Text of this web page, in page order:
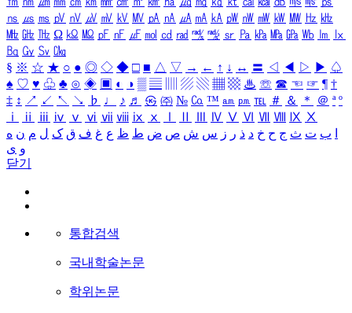
㎱ ㎲ ㎳ ㎴ ㎵ ㎶ ㎷ ㎸ ㎹ ㎀ ㎁ ㎂ ㎃ ㎄ ㎺ ㎻ ㎽ ㎾ ㎿ ㎐ ㎑
㎒ ㎓ ㎔ Ω ㏀ ㏁ ㎊ ㎋ ㎌ ㏖ ㏅ ㎭ ㎮ ㎯ ㏛ ㎩ ㎪ ㎫ ㎬ ㏝ ㏐
㏓
㏃ ㏉ ㏜ ㏆
§ ※ ☆ ★ ○ ● ◎ ◇ ◆ □ ■ △ ▽ → ← ↑ ↓ ↔ 〓 ◁ ◀ ▷ ▶ ♤
♠ ♡ ♥ ♧ ♣ ⊙ ◈ ▣ ◐ ◑ ▒ ▤ ▨ ▧ ▦ ▩ ♨ ☏ ☎ ☜ ☞ ¶ †
‡ ↕ ↗ ↙ ↖ ↘ ♭ ♩ ♪ ♬ ㉿ ㈜ № ㏇ ™ ㏂ ㏘ ℡ ＃ ＆ ＊ ＠ ª º
ⅰ
ⅱ ⅲ ⅳ ⅴ ⅵ ⅶ ⅷ ⅸ ⅹ Ⅳ Ⅴ Ⅵ Ⅶ Ⅷ Ⅸ Ⅹ
ب ت ث ج ح خ د ذ ر ز س ش ص ض ط ظ ع غ ف ق ک ل م ن ه
و ی
닫기
통합검색
국내학술논문
학위논문